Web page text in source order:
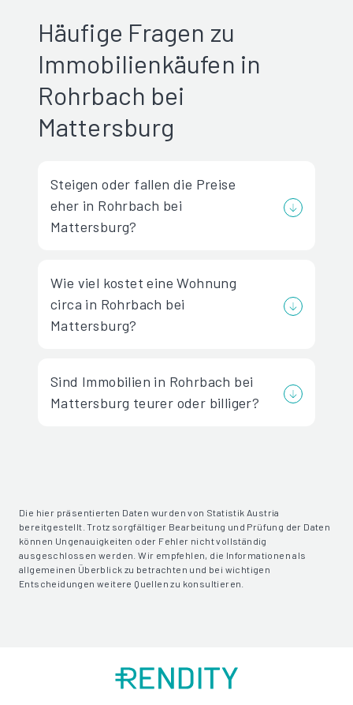
Häufige Fragen zu
Immobilienkäufen in
Rohrbach bei
Mattersburg
Steigen oder fallen die Preise
eher in Rohrbach bei
Mattersburg?
Wie viel kostet eine Wohnung
circa in Rohrbach bei
Mattersburg?
Sind Immobilien in Rohrbach bei
Mattersburg teurer oder billiger?
Die hier präsentierten Daten wurden von Statistik Austria
bereitgestellt. Trotz sorgfältiger Bearbeitung und Prüfung der Daten
können Ungenauigkeiten oder Fehler nicht vollständig
ausgeschlossen werden. Wir empfehlen, die Informationen als
allgemeinen Überblick zu betrachten und bei wichtigen
Entscheidungen weitere Quellen zu konsultieren.